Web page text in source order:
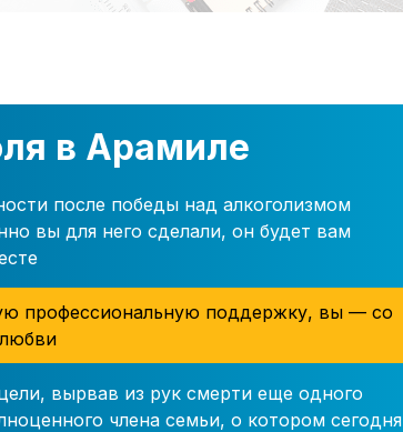
в Арамиле
после победы над алкоголизмом
вы для него сделали, он будет вам
профессиональную поддержку, вы — со
вырвав из рук смерти еще одного
члена семьи, о котором сегодня